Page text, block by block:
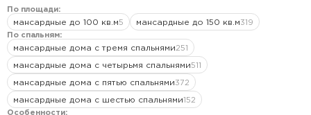
По площади:
мансардные до 100 кв.м5 мансардные до 150 кв.м319
По спальням:
мансардные дома с тремя спальнями251
мансардные дома с четырьмя спальнями511
мансардные дома с пятью спальнями372
мансардные дома с шестью спальнями152
Особенности:
Площадь
От м2 — До